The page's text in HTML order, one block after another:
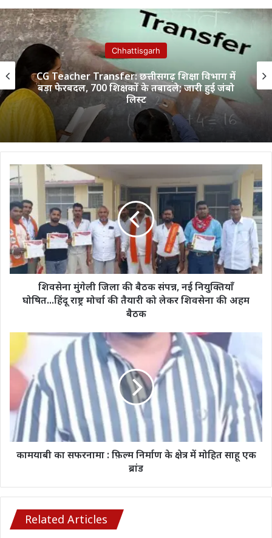
Chhattisgarh
CG Teacher Transfer: छत्तीसगढ़ शिक्षा विभाग में
बड़ा फेरबदल, 700 शिक्षकों के तबादले; जारी हुई जंबो
लिस्ट
शिवसेना
मुंगेली
जिला
की
बैठक
संपन्न,
नई
नियुक्तियाँ
घोषित...हिंदू
को
लेकर
शिवसेना
बैठक
शिवसेना मुंगेली जिला की बैठक संपन्न, नई नियुक्तियाँ
घोषित...हिंदू राष्ट्र मोर्चा की तैयारी को लेकर शिवसेना की अहम
बैठक
कामयाबी
सफरनामा
निर्माण
के
क्षेत्र
में
मोहित
ब्रांड
कामयाबी का सफरनामा : फ़िल्म निर्माण के क्षेत्र में मोहित साहू एक
ब्रांड
Related Articles